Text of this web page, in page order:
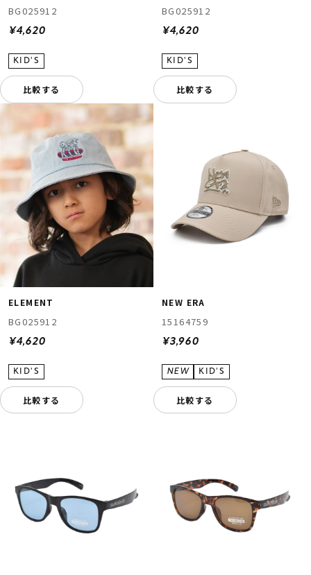
BG025912
¥4,620
比較する
BG025912
¥4,620
比較する
ELEMENT
BG025912
¥4,620
比較する
NEW ERA
15164759
¥3,960
比較する